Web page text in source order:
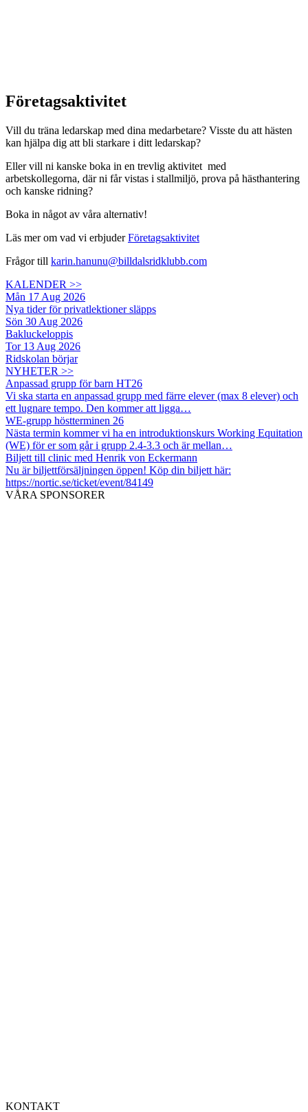
Företagsaktivitet
Vill du träna ledarskap med dina medarbetare? Visste du att hästen
kan hjälpa dig att bli starkare i ditt ledarskap?
Eller vill ni kanske boka in en trevlig aktivitet med
arbetskollegorna, där ni får vistas i stallmiljö, prova på hästhantering
och kanske ridning?
Boka in något av våra alternativ!
Läs mer om vad vi erbjuderFöretagsaktivitet
Frågor till karin.hanunu@billdalsridklubb.com
KALENDER >>
Mån 17 Aug 2026
Nya tider för privatlektioner släpps
Sön 30 Aug 2026
Bakluckeloppis
Tor 13 Aug 2026
Ridskolan börjar
NYHETER >>
Anpassad grupp för barn HT26
Vi ska starta en anpassad grupp med färre elever (max 8 elever) och
ett lugnare tempo. Den kommer att ligga…
WE-grupp höstterminen 26
Nästa termin kommer vi ha en introduktionskurs Working Equitation
(WE) för er som går i grupp 2.4-3.3 och är mellan…
Biljett till clinic med Henrik von Eckermann
Nu är biljettförsäljningen öppen! Köp din biljett här:
https://nortic.se/ticket/event/84149
VÅRA SPONSORER
KONTAKT